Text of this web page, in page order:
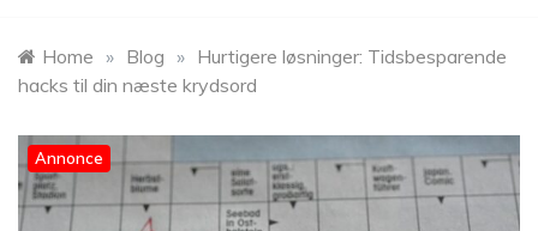
Home » Blog » Hurtigere løsninger: Tidsbesparende
hacks til din næste krydsord
Annonce